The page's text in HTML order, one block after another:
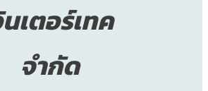
เตอร์เทค
จำกัด